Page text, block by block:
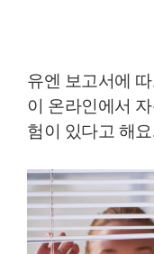
유엔 보고서에 따
이 온라인에서 자
험이 있다고 해